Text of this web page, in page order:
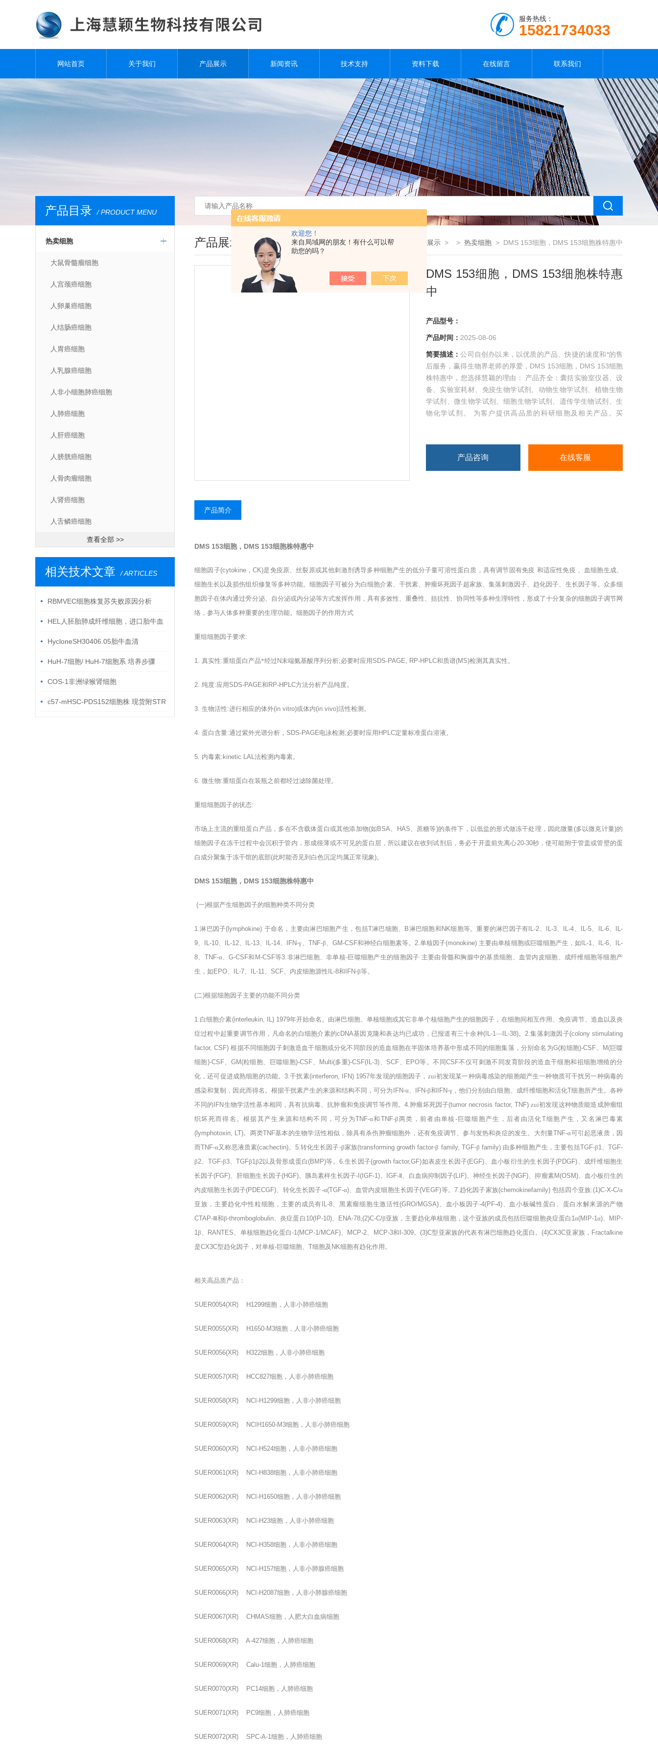
欢迎您！
来自局域网的朋友！有什么可以帮
助您的吗？
服务热线：
15821734033
网站首页 关于我们 产品展示 新闻资讯 技术支持 资料下载 在线留言 联系我们
产品目录 / PRODUCT MENU
热卖细胞
大鼠骨髓瘤细胞
人宫颈癌细胞
人卵巢癌细胞
人结肠癌细胞
人胃癌细胞
人乳腺癌细胞
人非小细胞肺癌细胞
人肺癌细胞
人肝癌细胞
人膀胱癌细胞
人骨肉瘤细胞
人肾癌细胞
人舌鳞癌细胞
查看全部 >>
相关技术文章 / ARTICLES
RBMVEC细胞株复苏失败原因分析
HEL人胚胎肺成纤维细胞，进口胎牛血
清培养
HycloneSH30406.05胎牛血清
HuH-7细胞/ HuH-7细胞系 培养步骤
COS-1非洲绿猴肾细胞
c57-mHSC-PDS152细胞株 现货附STR
产品展示 您现在的位置：首页 产品展示 > > 热卖细胞 > DMS 153细胞，DMS 153细胞株特惠中
DMS 153细胞，DMS 153细胞株特惠
中
产品型号：
产品时间： 2025-08-06
简要描述：公司自创办以来，以优质的产品、快捷的速度和*的售
后服务，赢得生物界老师的厚爱，DMS 153细胞，DMS 153细胞
株特惠中，您选择慧颖的理由： 产品齐全：囊括实验室仪器、设
备、实验室耗材、免疫生物学试剂、动物生物学试剂、植物生物
学试剂、微生物学试剂、细胞生物学试剂、遗传学生物试剂、生
物化学试剂。 为客户提供高品质的科研细胞及相关产品。买
产品咨询 在线客服
产品简介
DMS 153细胞，DMS 153细胞株特惠中
细胞因子(cytokine，CK)是免疫原、丝裂原或其他刺激剂诱导多种细胞产生的低分子量可溶性蛋白质，具有调节固有免疫 和适应性免疫 、血细胞生成、
细胞生长以及损伤组织修复等多种功能。细胞因子可被分为白细胞介素、干扰素、肿瘤坏死因子超家族、集落刺激因子、趋化因子、生长因子等。众多细
胞因子在体内通过旁分泌、自分泌或内分泌等方式发挥作用，具有多效性、重叠性、拮抗性、协同性等多种生理特性，形成了十分复杂的细胞因子调节网
络，参与人体多种重要的生理功能。细胞因子的作用方式
重组细胞因子要求:
1. 真实性:重组蛋白产品*经过 N末端氨基酸序列分析;必要时应用 SDS-PAGE, RP-HPLC和质谱(MS)检测其真实性。
2. 纯度:应用 SDS-PAGE和 RP-HPLC方法分析产品纯度。
3. 生物活性:进行相应的体外(in vitro)或体内(in vivo)活性检测。
4. 蛋白含量:通过紫外光谱分析， SDS-PAGE电泳检测 ;必要时应用 HPLC定量标准蛋白溶液。
5. 内毒素:kinetic LAL法检测内毒素。
6. 微生物:重组蛋白在装瓶之前都经过滤除菌处理。
重组细胞因子的状态:
市场上主流的重组蛋白产品，多在不含载体蛋白或其他添加物(如 BSA、 HAS、蔗糖等)的条件下，以低盐的形式做冻干处理，因此微量(多以微克计量)的
细胞因子在冻干过程中会沉积于管内，形成很薄或不可见的蛋白层，所以建议在收到试剂后，务必于开盖前先离心20-30秒，使可能附于管盖或管壁的蛋
白成分聚集于冻干馆的底部(此时能否见到白色沉淀均属正常现象)。
DMS 153细胞，DMS 153细胞株特惠中
(一)根据产生细胞因子的细胞种类不同分类
1.淋巴因子(lymphokine) 于命名，主要由淋巴细胞产生，包括T淋巴细胞、 B淋巴细胞和 NK细胞等。重要的淋巴因子有 IL-2、 IL-3、 IL-4、 IL-5、 IL-6、
IL-
9、 IL-10、 IL-12、 IL-13、 IL-14、 IFN-γ、 TNF-β、 GM-CSF和神经白细胞素等。2.单核因子(monokine) 主要由单核细胞或巨噬细胞产生，如 IL-1、 IL-6、
IL-
8、 TNF-α、G-CSF和 M-CSF等3.非淋巴细胞、非单核-巨噬细胞产生的细胞因子 主要由骨髓和胸腺中的基质细胞、血管内皮细胞、成纤维细胞等细胞产
生，如 EPO、 IL-7、 IL-11、 SCF、内皮细胞源性 IL-8和 IFN-β等。
(二)根据细胞因子主要的功能不同分类
1.白细胞介素(interleukin, IL) 1979年开始命名。由淋巴细胞、单核细胞或其它非单个核细胞产生的细胞因子，在细胞间相互作用、免疫调节、造血以及炎
症过程中起重要调节作用，凡命名的白细胞介素的cDNA基因克隆和表达均已成功，已报道有三十余种(IL-1―IL-38)。2.集落刺激因子(colony stimulating
factor, CSF) 根据不同细胞因子刺激造血干细胞或分化不同阶段的造血细胞在半固体培养基中形成不同的细胞集落，分别命名为G(粒细胞)-CSF、 M(巨噬
细胞)-CSF、 GM(粒细胞、巨噬细胞)-CSF、 Multi(多重)-CSF(IL-3)、 SCF、 EPO等。不同CSF不仅可刺激不同发育阶段的造血干细胞和祖细胞增殖的分
化，还可促进成熟细胞的功能。3.干扰素(interferon, IFN) 1957年发现的细胞因子，zui初发现某一种病毒感染的细胞能产生一种物质可干扰另一种病毒的
感染和复制，因此而得名。根据干扰素产生的来源和结构不同，可分为 IFN-α、 IFN-β和 IFN-γ，他们分别由白细胞、成纤维细胞和活化T细胞所产生。各种
不同的 IFN生物学活性基本相同，具有抗病毒、抗肿瘤和免疫调节等作用。4.肿瘤坏死因子(tumor necrosis factor, TNF) zui初发现这种物质能造成肿瘤组
织坏死而得名。根据其产生来源和结构不同，可分为TNF-α和 TNF-β两类，前者由单核-巨噬细胞产生，后者由活化T细胞产生，又名淋巴毒素
(lymphotoxin, LT)。两类TNF基本的生物学活性相似，除具有杀伤肿瘤细胞外，还有免疫调节、参与发热和炎症的发生。大剂量TNF-α可引起恶液质，因
而TNF-α又称恶液质素(cachectin)。 5.转化生长因子-β家族(transforming growth factor-β family, TGF-β family) 由多种细胞产生，主要包括TGF-β1、TGF-
β2、 TGF-β3、 TGFβ1β2以及骨形成蛋白 (BMP)等。 6.生长因子(growth factor,GF)如表皮生长因子(EGF)、血小板衍生的生长因子(PDGF)、成纤维细胞生
长因子(FGF)、肝细胞生长因子(HGF)、胰岛素样生长因子-I(IGF-1)、 IGF-Ⅱ、白血病抑制因子(LIF)、神经生长因子(NGF)、抑瘤素M(OSM)、血小板衍生的
内皮细胞生长因子(PDECGF)、转化生长因子-α(TGF-α)、血管内皮细胞生长因子(VEGF)等。 7.趋化因子家族(chemokinefamily) 包括四个亚族:(1)C-X-C/α
亚族，主要趋化中性粒细胞，主要的成员有 IL-8、黑素瘤细胞生激活性(GRO/MGSA)、血小板因子-4(PF-4)、血小板碱性蛋白、蛋白水解来源的产物
CTAP-Ⅲ和β-thromboglobulin、炎症蛋白 10(IP-10)、 ENA-78;(2)C-C/β亚族，主要趋化单核细胞，这个亚族的成员包括巨噬细胞炎症蛋白 1α(MIP-1α)、
MIP-
1β、 RANTES、单核细胞趋化蛋白-1(MCP-1/MCAF)、 MCP-2、 MCP-3和 I-309。 (3)C型亚家族的代表有淋巴细胞趋化蛋白。 (4)CX3C亚家族， Fractalkine
是CX3C型趋化因子，对单核-巨噬细胞、 T细胞及 NK细胞有趋化作用。
相关高品质产品：
SUER0054(XR) H1299细胞，人非小肺癌细胞
SUER0055(XR) H1650-M3细胞，人非小肺癌细胞
SUER0056(XR) H322细胞，人非小肺癌细胞
SUER0057(XR) HCC827细胞，人非小肺癌细胞
SUER0058(XR) NCI-H1299细胞，人非小肺癌细胞
SUER0059(XR) NCIH1650-M3细胞，人非小肺癌细胞
SUER0060(XR) NCI-H524细胞，人非小肺癌细胞
SUER0061(XR) NCI-H838细胞，人非小肺癌细胞
SUER0062(XR) NCI-H1650细胞，人非小肺癌细胞
SUER0063(XR) NCI-H23细胞，人非小肺癌细胞
SUER0064(XR) NCI-H358细胞，人非小肺癌细胞
SUER0065(XR) NCI-H157细胞，人非小肺腺癌细胞
SUER0066(XR) NCI-H2087细胞，人非小肺腺癌细胞
SUER0067(XR) CHMAS细胞，人肥大白血病细胞
SUER0068(XR) A-427细胞，人肺癌细胞
SUER0069(XR) Calu-1细胞，人肺癌细胞
SUER0070(XR) PC14细胞，人肺癌细胞
SUER0071(XR) PC9细胞，人肺癌细胞
SUER0072(XR) SPC-A-1细胞，人肺癌细胞